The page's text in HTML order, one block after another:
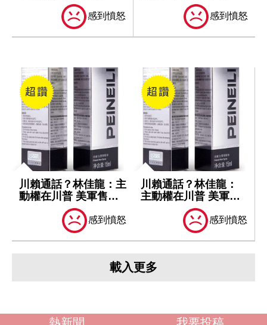
仍依台灣關係...
感到憤怒
依台灣關係...
感到憤怒
川賴通話？林佳龍：主
動權在川普 美軍售仍
依台灣關係...
感到憤怒
川賴通話？林佳龍：
主動權在川普 美軍售
仍依台灣關係...
感到憤怒
載入更多